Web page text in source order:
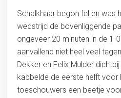
Schalkhaar begon fel en was
wedstrijd de bovenliggende
ongeveer 20 minuten in de 1-
aanvallend niet heel veel
Dekker en Felix Mulder
kabbelde de eerste helft voor
toeschouwers een beetje